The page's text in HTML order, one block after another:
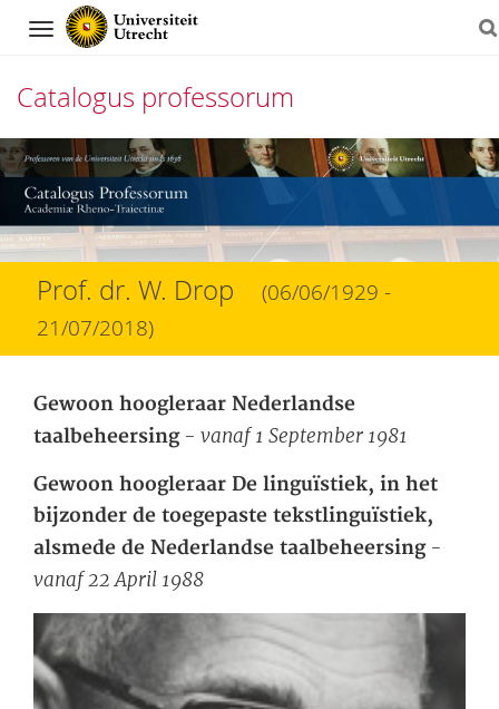
Navigation
Catalogus professorum
Direct
naar
het
inhoud
Prof. dr. W. Drop
(06/06/1929 -
21/07/2018)
Gewoon hoogleraar Nederlandse
taalbeheersing- vanaf 1 September 1981
Gewoon hoogleraar De linguïstiek, in het
bijzonder de toegepaste tekstlinguïstiek,
alsmede de Nederlandse taalbeheersing-
vanaf 22 April 1988